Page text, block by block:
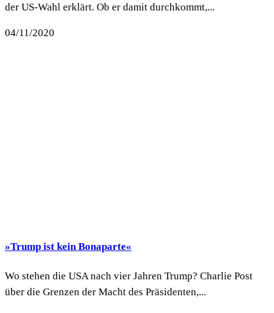
der US-Wahl erklärt. Ob er damit durchkommt,...
04/11/2020
»Trump ist kein Bonaparte«
Wo stehen die USA nach vier Jahren Trump? Charlie Post
über die Grenzen der Macht des Präsidenten,...